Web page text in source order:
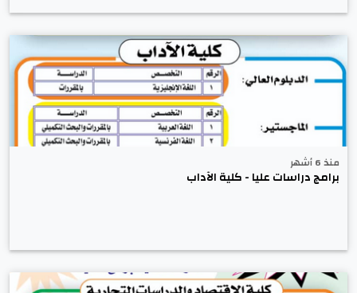
منذ 6 أشهر
برامج دراسات عليا - كلية الآداب